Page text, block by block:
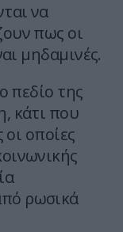
να
πως οι
μηδαμινές.
πεδίο της
κάτι που
οι οποίες
ρωσικά